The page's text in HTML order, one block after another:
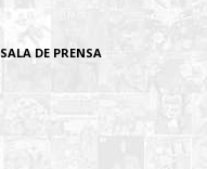
SALA DE PRENSA